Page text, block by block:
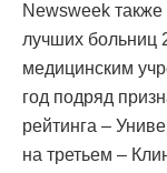
Newsweek также
лучших больниц
медицинским
год подряд
рейтинга –
на третьем –